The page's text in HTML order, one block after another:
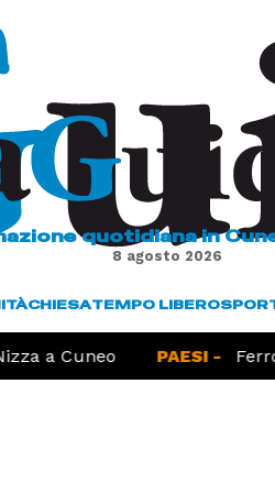
quotidiana in
8 agosto 2026
CHIESATEMPO LIBERO
a Cuneo PAESI -